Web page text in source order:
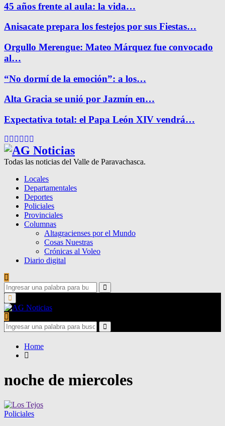
45 años frente al aula: la vida…
Anisacate prepara los festejos por sus Fiestas…
Orgullo Merengue: Mateo Márquez fue convocado
al…
“No dormí de la emoción”: a los…
Alta Gracia se unió por Jazmín en…
Expectativa total: el Papa León XIV vendrá…
Facebook
Twitter
Instagram
Pinterest
Google
Todas las noticias del Valle de Paravachasca.
Locales
Departamentales
Deportes
Policiales
Provinciales
Columnas
Altagracienses por el Mundo
Cosas Nuestras
Crónicas al Voleo
Diario digital
Search
for:
Search
Primary
Menu
Search
for:
Search
Home
noche de miercoles
Policiales